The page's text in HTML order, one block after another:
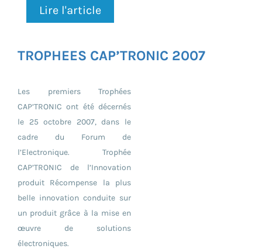
Lire l'article
TROPHEES CAP’TRONIC 2007
Les premiers Trophées
CAP’TRONIC ont été décernés
le 25 octobre 2007, dans le
cadre du Forum de
l’Electronique. Trophée
CAP’TRONIC de l’Innovation
produit Récompense la plus
belle innovation conduite sur
un produit grâce à la mise en
œuvre de solutions
électroniques.